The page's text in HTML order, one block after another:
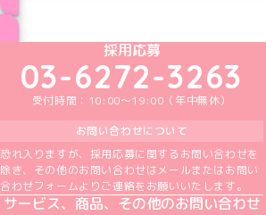
めいどりーみんTikTok公式
めいどりーみんX公式
めいどりーみん
めいどりー
めい
採用応募
03-6272-3263
受付時間：10:00～19:00（年中無休）
お問い合わせについて
恐れ入りますが、採用応募に関するお問い合わせを
除き、その他のお問い合わせはメールまたはお問い
合わせフォームよりご連絡をお願いいたします。
サービス、商品、その他のお問い合わせ